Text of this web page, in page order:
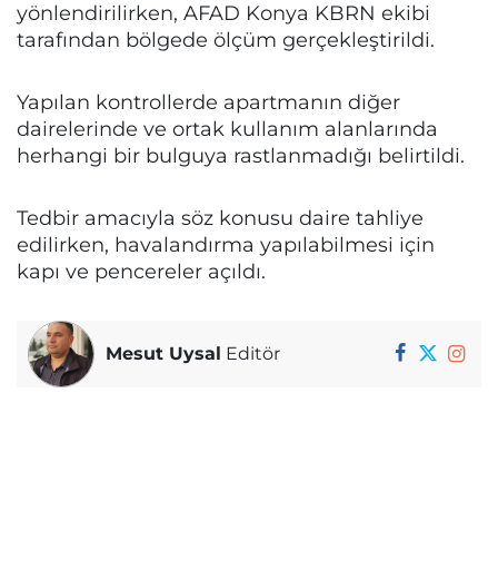
yönlendirilirken, AFAD Konya KBRN ekibi
tarafından bölgede ölçüm gerçekleştirildi.
Yapılan kontrollerde apartmanın diğer
dairelerinde ve ortak kullanım alanlarında
herhangi bir bulguya rastlanmadığı belirtildi.
Tedbir amacıyla söz konusu daire tahliye
edilirken, havalandırma yapılabilmesi için
kapı ve pencereler açıldı.
Mesut Uysal Editör